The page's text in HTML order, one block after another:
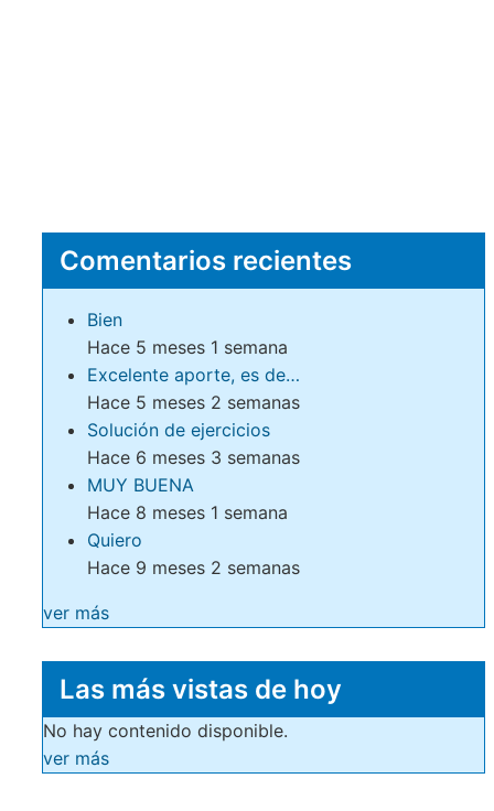
Comentarios recientes
Bien
Hace 5 meses 1 semana
Excelente aporte, es de…
Hace 5 meses 2 semanas
Solución de ejercicios
Hace 6 meses 3 semanas
MUY BUENA
Hace 8 meses 1 semana
Quiero
Hace 9 meses 2 semanas
ver más
Las más vistas de hoy
No hay contenido disponible.
ver más